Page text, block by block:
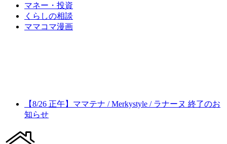
マネー・投資
くらしの相談
ママコマ漫画
【8/26 正午】ママテナ / Merkystyle / ラナーヌ 終了のお
知らせ